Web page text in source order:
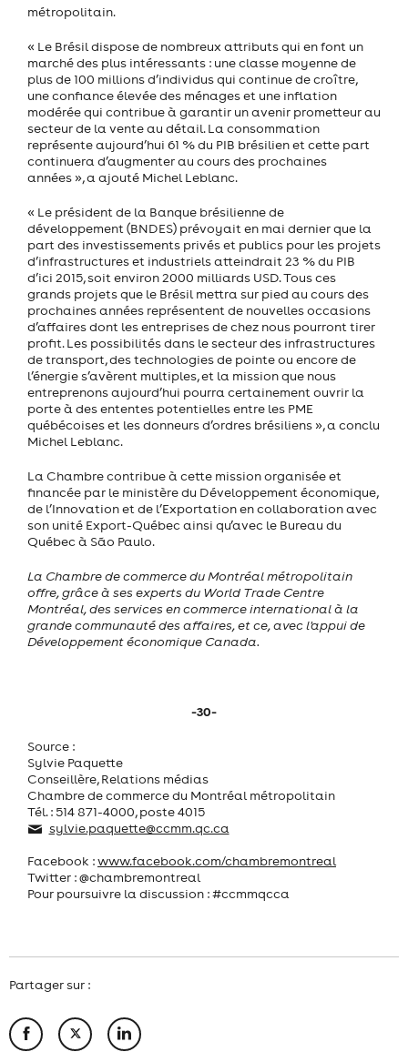
métropolitain.
« Le Brésil dispose de nombreux attributs qui en font un
marché des plus intéressants : une classe moyenne de
plus de 100 millions d’individus qui continue de croître,
une confiance élevée des ménages et une inflation
modérée qui contribue à garantir un avenir prometteur au
secteur de la vente au détail. La consommation
représente aujourd’hui 61 % du PIB brésilien et cette part
continuera d’augmenter au cours des prochaines
années », a ajouté Michel Leblanc.
« Le président de la Banque brésilienne de
développement (BNDES) prévoyait en mai dernier que la
part des investissements privés et publics pour les projets
d’infrastructures et industriels atteindrait 23 % du PIB
d’ici 2015, soit environ 2000 milliards USD. Tous ces
grands projets que le Brésil mettra sur pied au cours des
prochaines années représentent de nouvelles occasions
d’affaires dont les entreprises de chez nous pourront tirer
profit. Les possibilités dans le secteur des infrastructures
de transport, des technologies de pointe ou encore de
l’énergie s’avèrent multiples, et la mission que nous
entreprenons aujourd’hui pourra certainement ouvrir la
porte à des ententes potentielles entre les PME
québécoises et les donneurs d’ordres brésiliens », a conclu
Michel Leblanc.
La Chambre contribue à cette mission organisée et
financée par le ministère du Développement économique,
de l’Innovation et de l’Exportation en collaboration avec
son unité Export-Québec ainsi qu’avec le Bureau du
Québec à São Paulo.
La Chambre de commerce du Montréal métropolitain
offre, grâce à ses experts du World Trade Centre
Montréal, des services en commerce international à la
grande communauté des affaires, et ce, avec l'appui de
Développement économique Canada.
-30-
Source :
Sylvie Paquette
Conseillère, Relations médias
Chambre de commerce du Montréal métropolitain
Tél. : 514 871-4000, poste 4015
sylvie.paquette@ccmm.qc.ca
Facebook :www.facebook.com/chambremontreal
Twitter : @chambremontreal
Pour poursuivre la discussion : #ccmmqcca
Partager sur :